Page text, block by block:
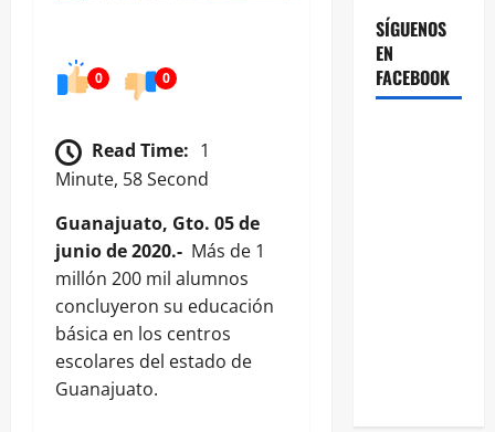
0 0
Read Time: 1
Minute, 58 Second
Guanajuato, Gto. 05 de
junio de 2020.- Más de 1
millón 200 mil alumnos
concluyeron su educación
básica en los centros
escolares del estado de
Guanajuato.
SÍGUENOS
EN
FACEBOOK